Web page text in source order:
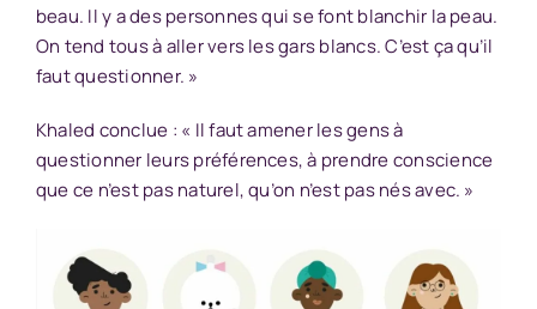
beau. Il y a des personnes qui se font blanchir la peau.
On tend tous à aller vers les gars blancs. C’est ça qu’il
faut questionner. »
Khaled conclue : « Il faut amener les gens à
questionner leurs préférences, à prendre conscience
que ce n’est pas naturel, qu’on n’est pas nés avec. »